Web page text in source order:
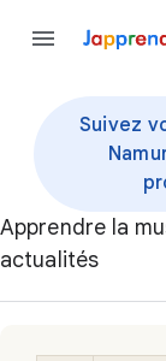
Suivez
Apprendre la
actualités